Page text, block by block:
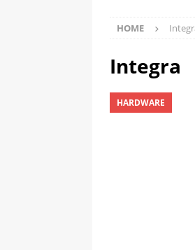
HOME
Integra
HARDWARE